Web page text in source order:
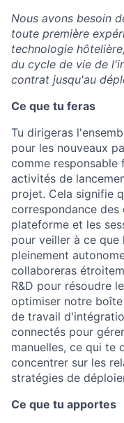
Nous avons besoin
toute première
technologie
du cycle de vie de
contrat jusqu'au
Ce que tu feras
Tu dirigeras
pour les nouveaux
comme responsable
activités de
projet. Cela signifie
correspondance des
plateforme et les
pour veiller à ce que
pleinement
collaboreras
R&D pour résoudre
optimiser notre
de travail
connectés pour
manuelles, ce qui te
concentrer sur les
stratégies de
Ce que tu apportes